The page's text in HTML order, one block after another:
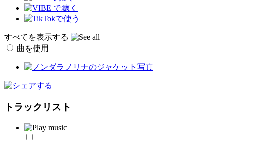
すべてを表示する
曲を使用
トラックリスト